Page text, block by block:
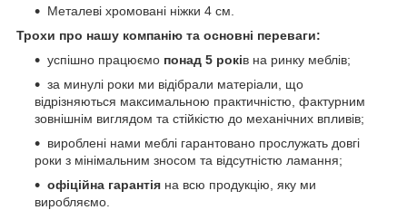
Металеві хромовані ніжки 4 см.
Трохи про нашу компанію та основні переваги:
успішно працюємо понад 5 років на ринку меблів;
за минулі роки ми відібрали матеріали, що
відрізняються максимальною практичністю, фактурним
зовнішнім виглядом та стійкістю до механічних впливів;
вироблені нами меблі гарантовано прослужать довгі
роки з мінімальним зносом та відсутністю ламання;
офіційна гарантія на всю продукцію, яку ми
виробляємо.